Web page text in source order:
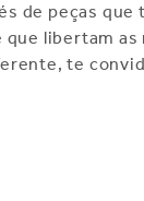
de peças que
libertam
te